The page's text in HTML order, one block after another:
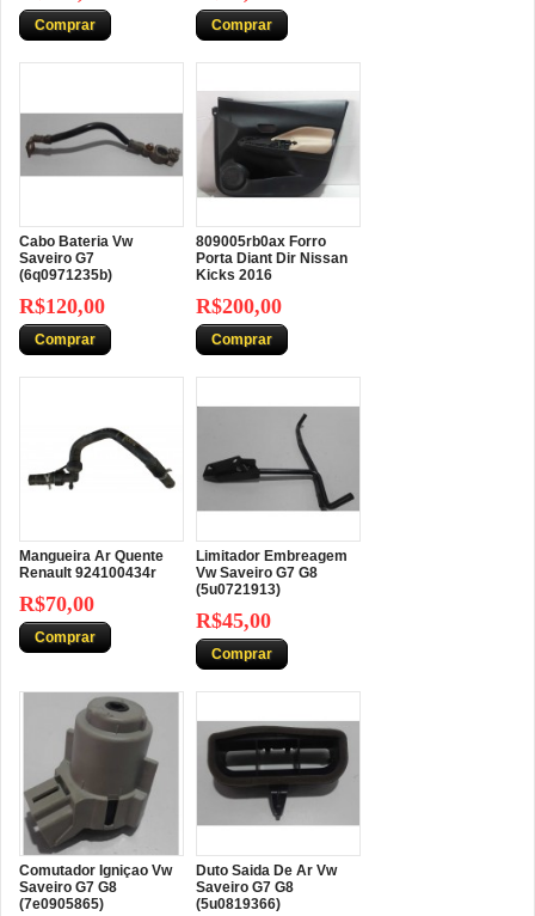
Comprar Comprar
Cabo Bateria Vw
Saveiro G7
(6q0971235b)
R$120,00
Comprar
809005rb0ax Forro
Porta Diant Dir Nissan
Kicks 2016
R$200,00
Comprar
Mangueira Ar Quente
Renault 924100434r
R$70,00
Comprar
Limitador Embreagem
Vw Saveiro G7 G8
(5u0721913)
R$45,00
Comprar
Comutador Igniçao Vw
Saveiro G7 G8
(7e0905865)
Duto Saida De Ar Vw
Saveiro G7 G8
(5u0819366)